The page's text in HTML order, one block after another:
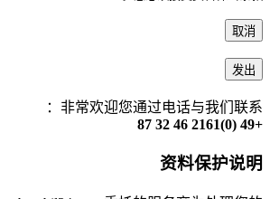
取消
发出
非常欢迎您通过电话与我们联系：
+49 (0)2161 46 32 87
资料保护说明